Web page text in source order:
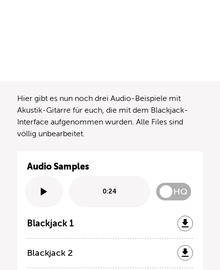
Hier gibt es nun noch drei Audio-Beispiele mit
Akustik-Gitarre für euch, die mit dem Blackjack-
Interface aufgenommen wurden. Alle Files sind
völlig unbearbeitet.
Audio Samples
0:24 HQ
Blackjack 1
Blackjack 2